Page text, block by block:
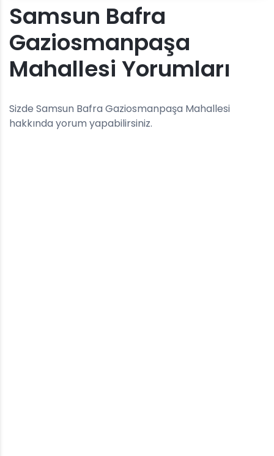
Samsun Bafra
Gaziosmanpaşa
Mahallesi Yorumları
Sizde Samsun Bafra Gaziosmanpaşa Mahallesi
hakkında yorum yapabilirsiniz.